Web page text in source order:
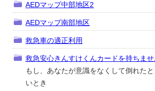
AEDマップ中部地区2
AEDマップ南部地区
救急車の適正利用
救急安心きんすけくんカードを持ちませ
もし、あなたが意識をなくして倒れた
いとき